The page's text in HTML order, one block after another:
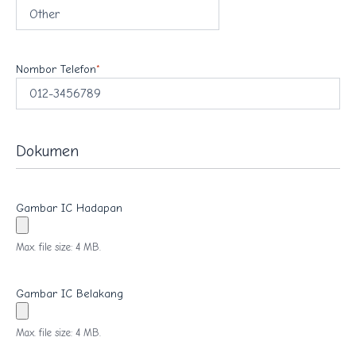
Nombor Telefon*
Dokumen
Gambar IC Hadapan
Max. file size: 4 MB.
Gambar IC Belakang
Max. file size: 4 MB.